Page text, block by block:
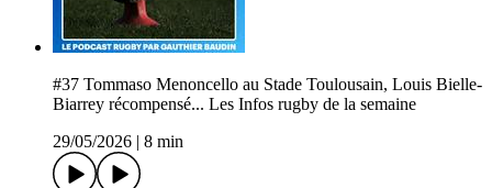
#37 Tommaso Menoncello au Stade Toulousain, Louis Bielle-
Biarrey récompensé... Les Infos rugby de la semaine
29/05/2026
8 min